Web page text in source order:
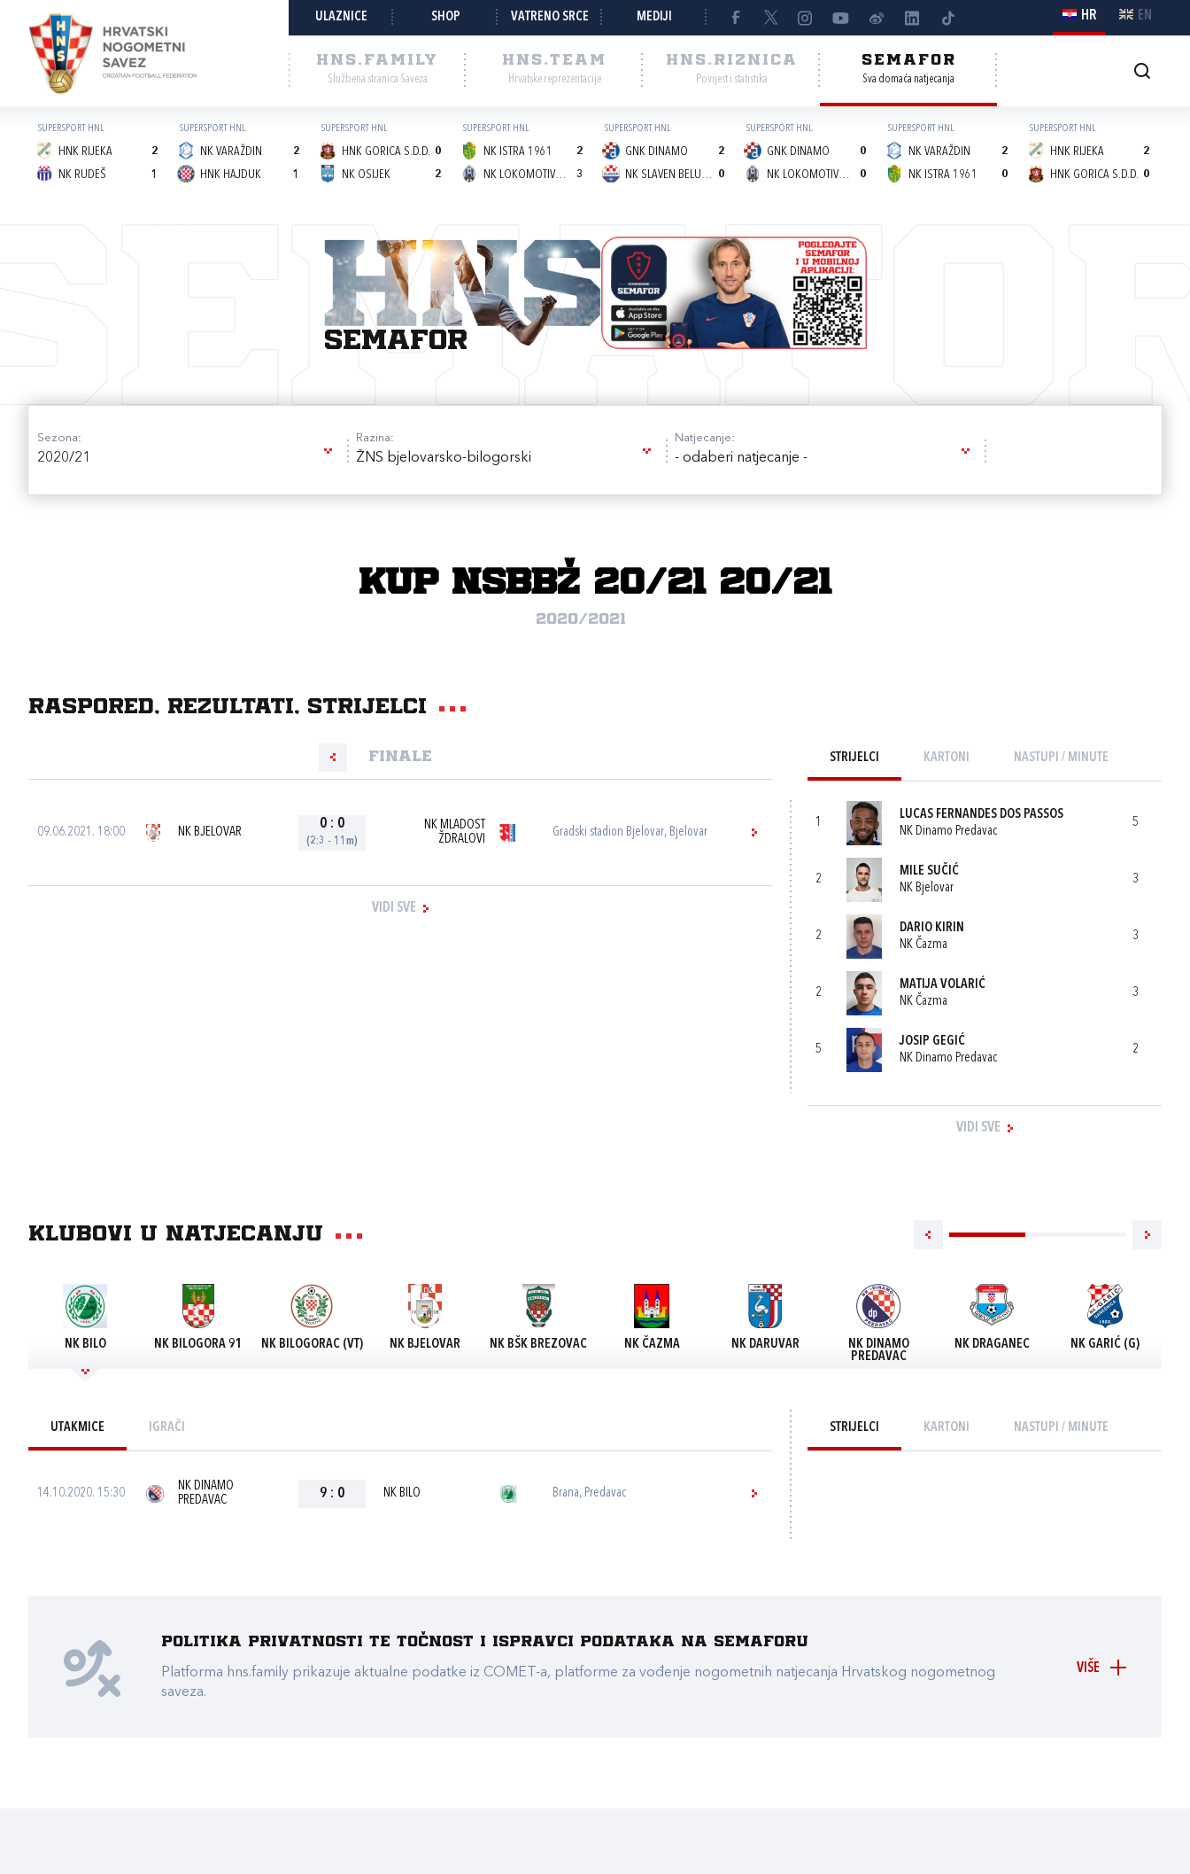
ULAZNICE SHOP VATRENO SRCE MEDIJI HR EN
HNS.FAMILY
Službena stranica Saveza
HNS.TEAM
Hrvatske reprezentacije
HNS.RIZNICA
Povijest i statistika
SEMAFOR
Sva domaća natjecanja
SUPERSPORT HNL
HNK RIJEKA
2
1
NK RUDEŠ
SUPERSPORT HNL
NK VARAŽDIN
2
1
HNK HAJDUK
SUPERSPORT HNL
HNK GORICA S.D.D. 0
2
NK OSIJEK
SUPERSPORT HNL
NK ISTRA 1961
2
3
NK LOKOMOTIVA (Z)
SUPERSPORT HNL
GNK DINAMO
2
0
NK SLAVEN BELUPO
SUPERSPORT HNL
GNK DINAMO
0
0
NK LOKOMOTIVA (Z)
SUPERSPORT HNL
NK VARAŽDIN
2
0
NK ISTRA 1961
SUPERSPORT HNL
HNK RIJEKA
2
0
HNK GORICA S.D.D.
semafor
Sezona:
2020/21
Razina:
ŽNS bjelovarsko-bilogorski
Natjecanje:
- odaberi natjecanje -
KUP NSBBŽ 20/21 20/21
2020/2021
Raspored, rezultati, strijelci
Finale
09.06.2021. 18:00 NK BJELOVAR
0 : 0
(2:3 - 11m)
NK MLADOST
ŽDRALOVI
Gradski stadion Bjelovar, Bjelovar
VIDI SVE
STRIJELCI KARTONI NASTUPI / MINUTE
1
LUCAS FERNANDES DOS PASSOS
NK Dinamo Predavac
5
2
MILE SUČIĆ
NK Bjelovar
3
2
DARIO KIRIN
NK Čazma
3
2
MATIJA VOLARIĆ
NK Čazma
3
5
JOSIP GEGIĆ
NK Dinamo Predavac
2
VIDI SVE
Klubovi u natjecanju
NK BILO NK BILOGORA 91 NK BILOGORAC (VT) NK BJELOVAR NK BŠK BREZOVAC NK ČAZMA NK DARUVAR
NK DINAMO
PREDAVAC
NK DRAGANEC NK GARIĆ (G)
UTAKMICE IGRAČI
14.10.2020. 15:30
NK DINAMO
PREDAVAC
9 : 0 NK BILO Brana, Predavac
STRIJELCI KARTONI NASTUPI / MINUTE
VIŠE
Politika privatnosti te točnost i ispravci podataka na Semaforu
Platforma hns.family prikazuje aktualne podatke iz COMET-a, platforme za vođenje nogometnih natjecanja Hrvatskog nogometnog
saveza.